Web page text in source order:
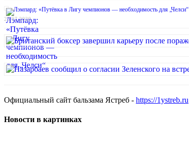
Лэмпард: «Путёвка в Лигу чемпионов — необходимость для „Челси“
23.07.2020
Официальный сайт бальзама Ястреб - https://1ystreb.ru
Новости в картинках